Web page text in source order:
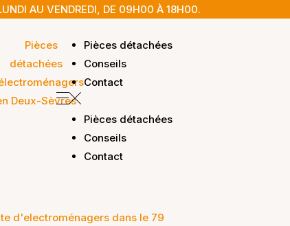
AU VENDREDI, DE 09H00 À 18H00.
Pièces détachées
Conseils
Contact
Pièces détachées
Conseils
Contact